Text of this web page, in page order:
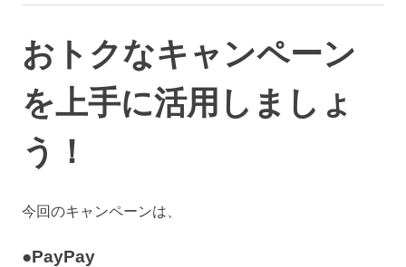
おトクなキャンペーン
を上手に活用しましょ
う！
今回のキャンペーンは、
●PayPay